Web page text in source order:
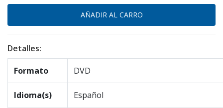
Detalles:
Formato DVD
Idioma(s) Español